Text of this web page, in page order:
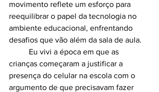
movimento reflete um esforço para
reequilibrar o papel da tecnologia no
ambiente educacional, enfrentando
desafios que vão além da sala de aula.
crianças começaram a justificar a
presença do celular na escola com o
argumento de que precisavam fazer